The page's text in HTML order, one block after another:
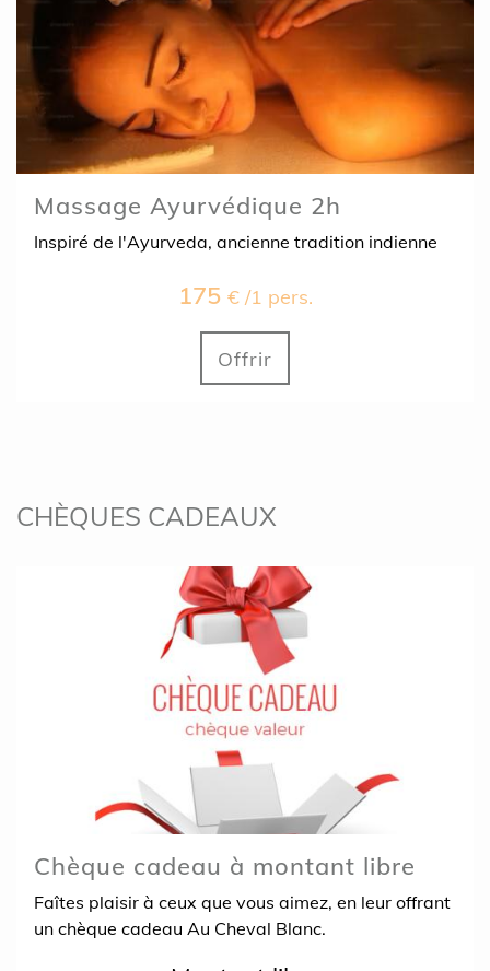
Massage Ayurvédique 2h
Inspiré de l'Ayurveda, ancienne tradition indienne
175 € /1 pers.
Offrir
CHÈQUES CADEAUX
Chèque cadeau à montant libre
Faîtes plaisir à ceux que vous aimez, en leur offrant
un chèque cadeau Au Cheval Blanc.